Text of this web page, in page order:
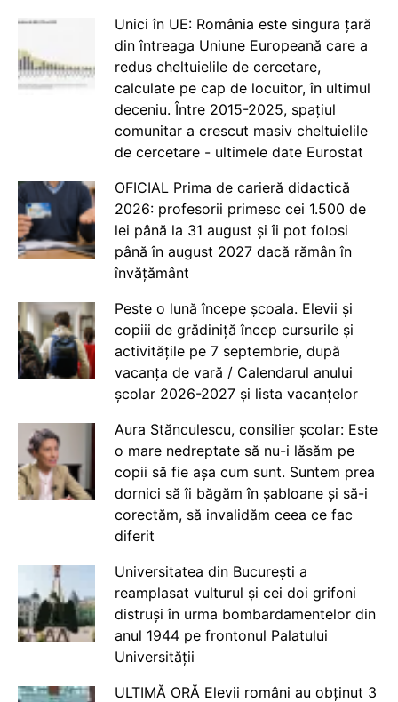
Unici în UE: România este singura țară
din întreaga Uniune Europeană care a
redus cheltuielile de cercetare,
calculate pe cap de locuitor, în ultimul
deceniu. Între 2015-2025, spațiul
comunitar a crescut masiv cheltuielile
de cercetare - ultimele date Eurostat
OFICIAL Prima de carieră didactică
2026: profesorii primesc cei 1.500 de
lei până la 31 august și îi pot folosi
până în august 2027 dacă rămân în
învățământ
Peste o lună începe școala. Elevii și
copiii de grădiniță încep cursurile și
activitățile pe 7 septembrie, după
vacanța de vară / Calendarul anului
școlar 2026-2027 și lista vacanțelor
Aura Stănculescu, consilier școlar: Este
o mare nedreptate să nu-i lăsăm pe
copii să fie așa cum sunt. Suntem prea
dornici să îi băgăm în șabloane și să-i
corectăm, să invalidăm ceea ce fac
diferit
Universitatea din București a
reamplasat vulturul și cei doi grifoni
distruși în urma bombardamentelor din
anul 1944 pe frontonul Palatului
Universității
ULTIMĂ ORĂ Elevii români au obținut 3